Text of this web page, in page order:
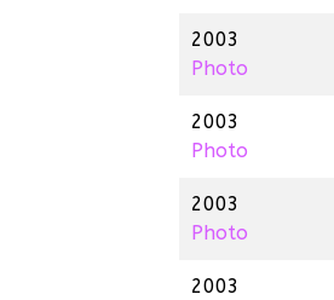
2003
Photo
2003
Photo
2003
Photo
2003